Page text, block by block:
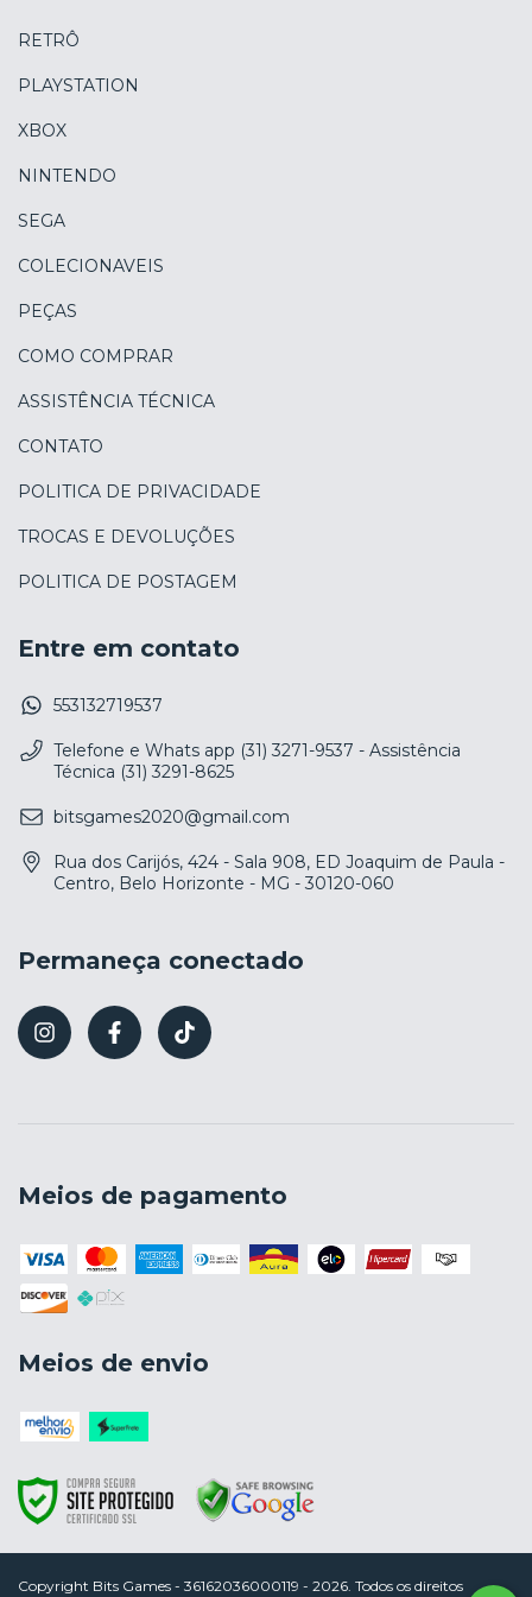
RETRÔ
PLAYSTATION
XBOX
NINTENDO
SEGA
COLECIONAVEIS
PEÇAS
COMO COMPRAR
ASSISTÊNCIA TÉCNICA
CONTATO
POLITICA DE PRIVACIDADE
TROCAS E DEVOLUÇÕES
POLITICA DE POSTAGEM
Entre em contato
553132719537
Telefone e Whats app (31) 3271-9537 - Assistência
Técnica (31) 3291-8625
bitsgames2020@gmail.com
Rua dos Carijós, 424 - Sala 908, ED Joaquim de Paula -
Centro, Belo Horizonte - MG - 30120-060
Permaneça conectado
Meios de pagamento
Meios de envio
Copyright Bits Games - 36162036000119 - 2026. Todos os direitos